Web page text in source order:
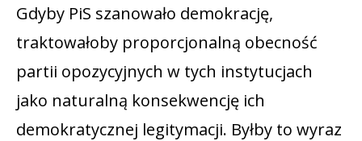
Gdyby PiS szanowało demokrację,
traktowałoby proporcjonalną obecność
partii opozycyjnych w tych instytucjach
jako naturalną konsekwencję ich
demokratycznej legitymacji. Byłby to wyraz